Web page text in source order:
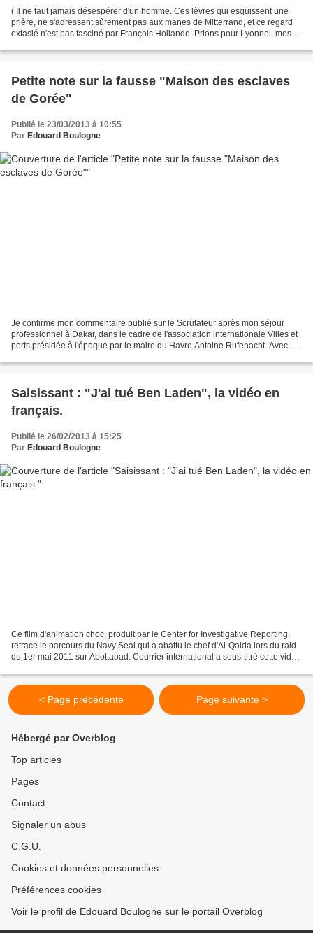
( Il ne faut jamais désespérer d'un homme. Ces lèvres qui esquissent une
prière, ne s'adressent sûrement pas aux manes de Mitterrand, et ce regard
extasié n'est pas fasciné par François Hollande. Prions pour Lyonnel, mes
Petite note sur la fausse "Maison des esclaves
de Gorée"
Publié le 23/03/2013 à 10:55
Par Edouard Boulogne
Je confirme mon commentaire publié sur le Scrutateur après mon séjour
professionnel à Dakar, dans le cadre de l'association internationale Villes et
ports présidée à l'époque par le maire du Havre Antoine Rufenacht. Avec E
Saisissant : "J'ai tué Ben Laden", la vidéo en
français.
Publié le 26/02/2013 à 15:25
Par Edouard Boulogne
Ce film d'animation choc, produit par le Center for Investigative Reporting,
retrace le parcours du Navy Seal qui a abattu le chef d'Al-Qaida lors du raid
du 1er mai 2011 sur Abottabad. Courrier international a sous-titré cette vidéo
http://www.courrierinternational.com/article/2013/02/15/document-j-ai-tue-
oussama-ben-laden...
< Page précédente Page suivante >
Hébergé par Overblog
Top articles
Pages
Contact
Signaler un abus
C.G.U.
Cookies et données personnelles
Préférences cookies
Voir le profil de Edouard Boulogne sur le portail Overblog